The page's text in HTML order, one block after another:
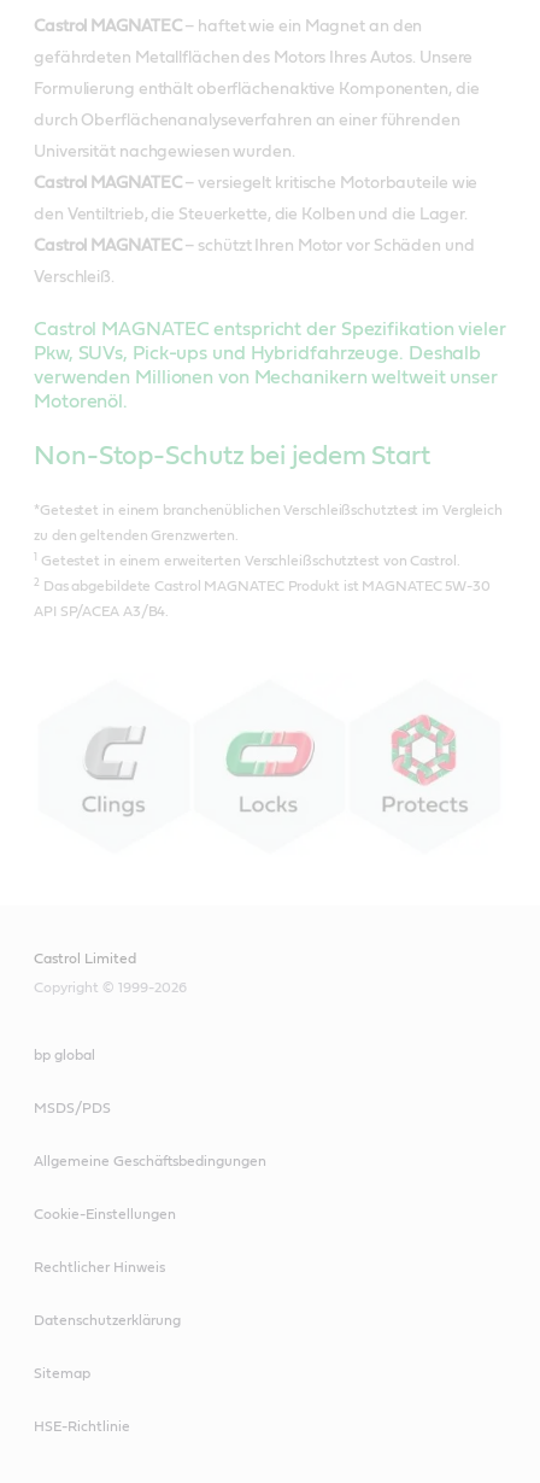
Castrol MAGNATEC– haftet wie ein Magnet an den
gefährdeten Metallflächen des Motors Ihres Autos. Unsere
Formulierung enthält oberflächenaktive Komponenten, die
durch Oberflächenanalyseverfahren an einer führenden
Universität nachgewiesen wurden.
Castrol MAGNATEC– versiegelt kritische Motorbauteile wie
den Ventiltrieb, die Steuerkette, die Kolben und die Lager.
Castrol MAGNATEC– schützt Ihren Motor vor Schäden und
Verschleiß.
Castrol MAGNATEC entspricht der Spezifikation vieler
Pkw, SUVs, Pick-ups und Hybridfahrzeuge. Deshalb
verwenden Millionen von Mechanikern weltweit unser
Motorenöl.
Non-Stop-Schutz bei jedem Start
*Getestet in einem branchenüblichen Verschleißschutztest im Vergleich
zu den geltenden Grenzwerten.
Getestet in einem erweiterten Verschleißschutztest von Castrol.
2
Das abgebildete Castrol MAGNATEC Produkt ist MAGNATEC 5W-30
API SP/ACEA A3/B4.
Castrol Limited
Copyright © 1999-2026
bp global
MSDS/PDS
Allgemeine Geschäftsbedingungen
Cookie-Einstellungen
Rechtlicher Hinweis
Datenschutzerklärung
Sitemap
HSE-Richtlinie